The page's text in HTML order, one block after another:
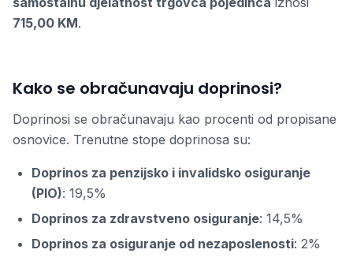
715,00 KM.
Kako se obračunavaju doprinosi?
Doprinosi se obračunavaju kao procenti od propisane
osnovice. Trenutne stope doprinosa su:
Doprinos za penzijsko i invalidsko osiguranje
(PIO): 19,5%
Doprinos za zdravstveno osiguranje: 14,5%
Doprinos za osiguranje od nezaposlenosti: 2%